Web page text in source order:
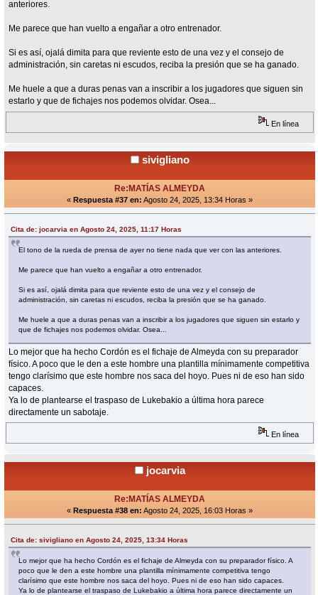
anteriores.
Me parece que han vuelto a engañar a otro entrenador.
Si es así, ojalá dimita para que reviente esto de una vez y el consejo de
administración, sin caretas ni escudos, reciba la presión que se ha ganado.
Me huele a que a duras penas van a inscribir a los jugadores que siguen sin
estarlo y que de fichajes nos podemos olvidar. Osea...
En línea
sivigliano
Re:MATÍAS ALMEYDA
« Respuesta #37 en: Agosto 24, 2025, 13:34 Horas »
Cita de: jocarvia en Agosto 24, 2025, 11:17 Horas
El tono de la rueda de prensa de ayer no tiene nada que ver con las anteriores.
Me parece que han vuelto a engañar a otro entrenador.
Si es así, ojalá dimita para que reviente esto de una vez y el consejo de
administración, sin caretas ni escudos, reciba la presión que se ha ganado.
Me huele a que a duras penas van a inscribir a los jugadores que siguen sin estarlo y
que de fichajes nos podemos olvidar. Osea...
Lo mejor que ha hecho Cordón es el fichaje de Almeyda con su preparador
físico. A poco que le den a este hombre una plantilla mínimamente competitiva
tengo clarísimo que este hombre nos saca del hoyo. Pues ni de eso han sido
capaces.
Ya lo de plantearse el traspaso de Lukebakio a última hora parece
directamente un sabotaje.
En línea
jocarvia
Re:MATÍAS ALMEYDA
« Respuesta #38 en: Agosto 24, 2025, 16:03 Horas »
Cita de: sivigliano en Agosto 24, 2025, 13:34 Horas
Lo mejor que ha hecho Cordón es el fichaje de Almeyda con su preparador físico. A
poco que le den a este hombre una plantilla mínimamente competitiva tengo
clarísimo que este hombre nos saca del hoyo. Pues ni de eso han sido capaces.
Ya lo de plantearse el traspaso de Lukebakio a última hora parece directamente un